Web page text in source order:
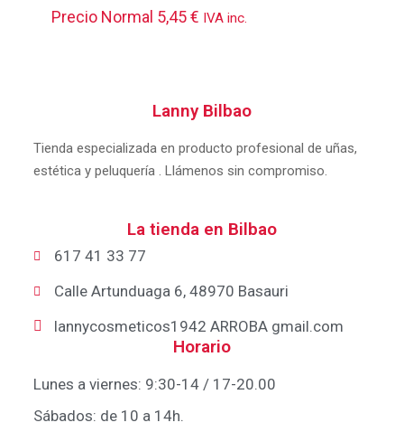
Precio Normal 5,45€ IVA inc.
Lanny Bilbao
Tienda especializada en producto profesional de uñas,
estética y peluquería . Llámenos sin compromiso.
La tienda en Bilbao
617 41 33 77
Calle Artunduaga 6, 48970 Basauri
lannycosmeticos1942 ARROBA gmail.com
Horario
Lunes a viernes: 9:30-14 / 17-20.00
Sábados: de 10 a 14h.